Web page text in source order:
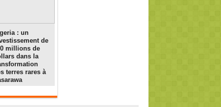
: un
de
millions de
dans la
terres rares à